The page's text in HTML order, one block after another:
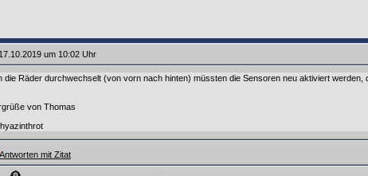
um 10:02 Uhr
die Räder durchwechselt (von vorn nach hinten) müssten die Sensoren neu aktiviert
von Thomas
Antworten mit Zitat